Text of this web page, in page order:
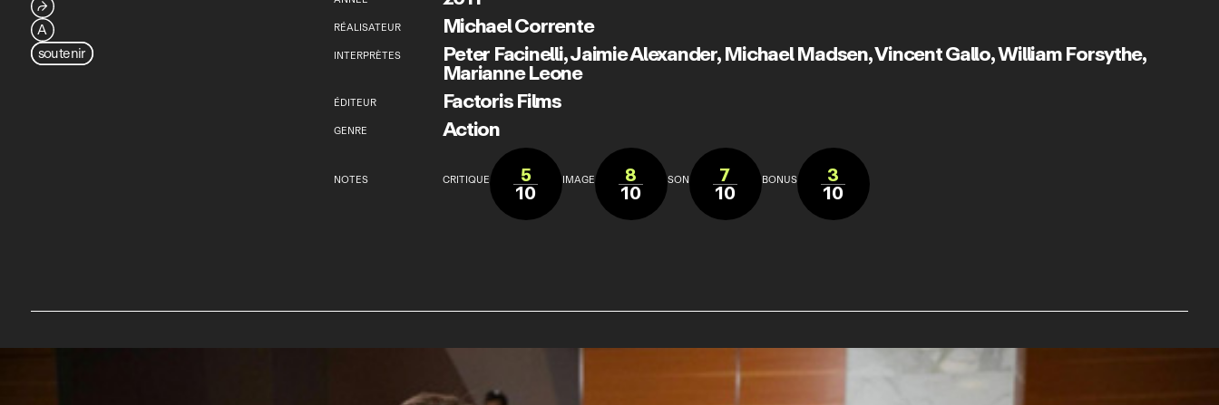
RÉALISATEUR Michael Corrente
INTERPRÈTES Peter Facinelli,Jaimie Alexander,Michael Madsen,Vincent Gallo,William Forsythe,
Marianne Leone
ÉDITEUR Factoris Films
GENRE Action
NOTES CRITIQUE 5
10 IMAGE 8
10 SON 7
10 BONUS 3
10
⮫
A
soutenir